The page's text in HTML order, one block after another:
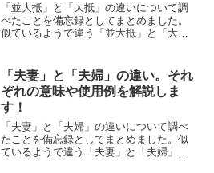
「並大抵」と「大抵」の違いについて調
べたことを備忘録としてまとめました。
似ているようで違う「並大抵」と「大
「夫妻」と「夫婦」の違い。それ
ぞれの意味や使用例を解説しま
す！
「夫妻」と「夫婦」の違いについて調べ
たことを備忘録としてまとめました。似
ているようで違う「夫妻」と「夫婦」の